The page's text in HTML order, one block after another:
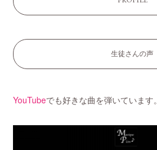
生徒さんの声
YouTubeでも好きな曲を弾いています。